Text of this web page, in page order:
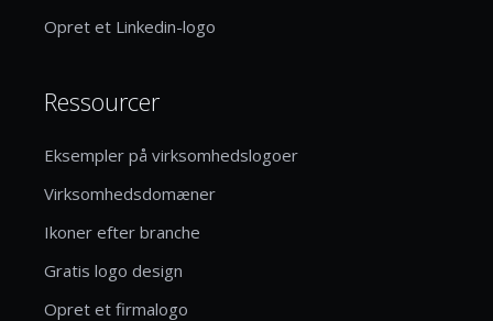
Opret et Linkedin-logo
Ressourcer
Eksempler på virksomhedslogoer
Virksomhedsdomæner
Ikoner efter branche
Gratis logo design
Opret et firmalogo